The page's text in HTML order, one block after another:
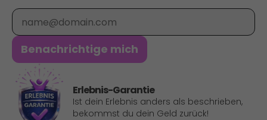
E-Mail
Benachrichtige mich
Erlebnis-Garantie
Ist dein Erlebnis anders als beschrieben,
bekommst du dein Geld zurück!